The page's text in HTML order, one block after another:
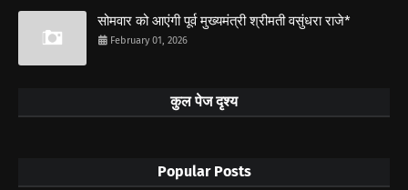
सोमवार को आएंगी पूर्व मुख्यमंत्री श्रीमती वसुंधरा राजे*
February 01, 2026
कुल पेज दृश्य
Popular Posts